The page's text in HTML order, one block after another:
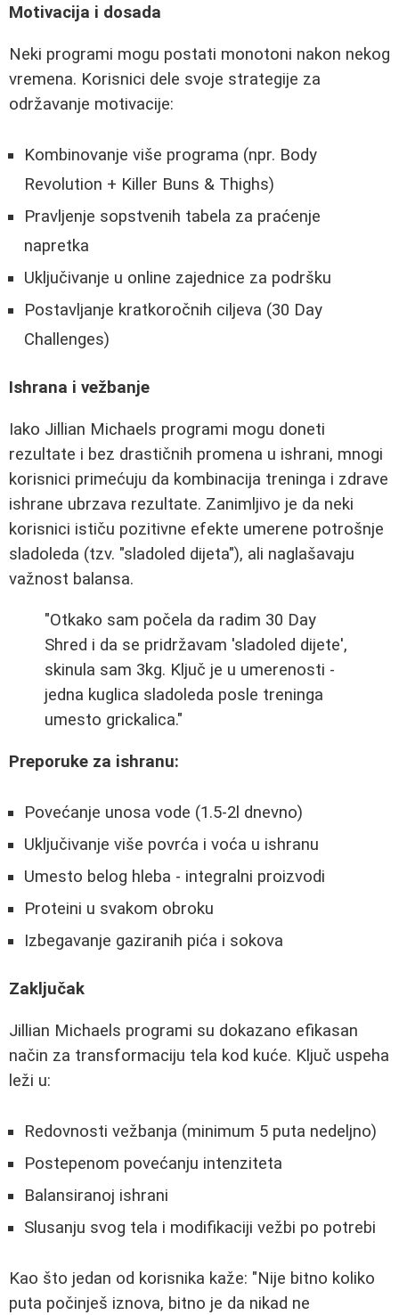
Motivacija i dosada
Neki programi mogu postati monotoni nakon nekog
vremena. Korisnici dele svoje strategije za
održavanje motivacije:
Kombinovanje više programa (npr. Body
Revolution + Killer Buns & Thighs)
Pravljenje sopstvenih tabela za praćenje
napretka
Uključivanje u online zajednice za podršku
Postavljanje kratkoročnih ciljeva (30 Day
Challenges)
Ishrana i vežbanje
Iako Jillian Michaels programi mogu doneti
rezultate i bez drastičnih promena u ishrani, mnogi
korisnici primećuju da kombinacija treninga i zdrave
ishrane ubrzava rezultate. Zanimljivo je da neki
korisnici ističu pozitivne efekte umerene potrošnje
sladoleda (tzv. "sladoled dijeta"), ali naglašavaju
važnost balansa.
"Otkako sam počela da radim 30 Day
Shred i da se pridržavam 'sladoled dijete',
skinula sam 3kg. Ključ je u umerenosti -
jedna kuglica sladoleda posle treninga
umesto grickalica."
Preporuke za ishranu:
Povećanje unosa vode (1.5-2l dnevno)
Uključivanje više povrća i voća u ishranu
Umesto belog hleba - integralni proizvodi
Proteini u svakom obroku
Izbegavanje gaziranih pića i sokova
Zaključak
Jillian Michaels programi su dokazano efikasan
način za transformaciju tela kod kuće. Ključ uspeha
leži u:
Redovnosti vežbanja (minimum 5 puta nedeljno)
Postepenom povećanju intenziteta
Balansiranoj ishrani
Slusanju svog tela i modifikaciji vežbi po potrebi
Kao što jedan od korisnika kaže: "Nije bitno koliko
puta počinješ iznova, bitno je da nikad ne